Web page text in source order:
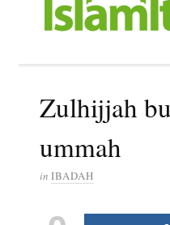
Zulhijjah
ummah
in IBADAH